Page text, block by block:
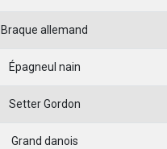
Braque allemand
Épagneul nain
Setter Gordon
Grand danois